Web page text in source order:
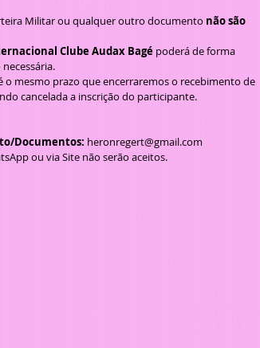
Militar ou qualquer outro documento não são
Clube Audax Bagé poderá de forma
mesmo prazo que encerraremos o recebimento de
cancelada a inscrição do participante.
Documentos: heronregert@gmail.com
ou via Site não serão aceitos.